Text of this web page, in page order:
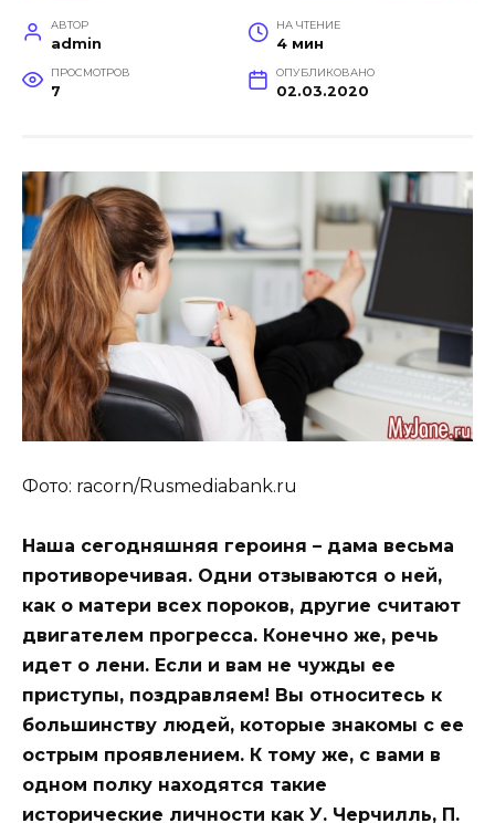
АВТОР
admin
НА ЧТЕНИЕ
4 мин
ПРОСМОТРОВ
7
ОПУБЛИКОВАНО
02.03.2020
Фото: racorn/Rusmediabank.ru
Наша сегодняшняя героиня – дама весьма
противоречивая. Одни отзываются о ней,
как о матери всех пороков, другие считают
двигателем прогресса. Конечно же, речь
идет о лени. Если и вам не чужды ее
приступы, поздравляем! Вы относитесь к
большинству людей, которые знакомы с ее
острым проявлением. К тому же, с вами в
одном полку находятся такие
исторические личности как У. Черчилль, П.